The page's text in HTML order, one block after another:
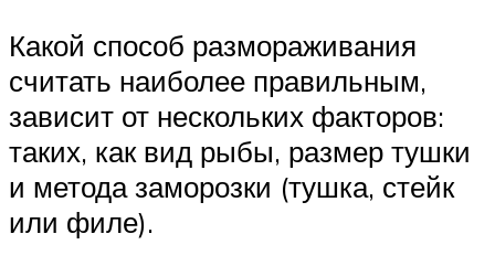
Какой способ размораживания
считать наиболее правильным,
зависит от нескольких факторов:
таких, как вид рыбы, размер тушки
и метода заморозки (тушка, стейк
или филе).